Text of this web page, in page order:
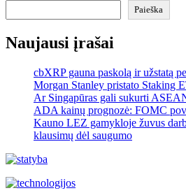
Paieška
Naujausi įrašai
cbXRP gauna paskolą ir užstatą
Morgan Stanley pristato Staking
Ar Singapūras gali sukurti
ADA kainų prognozė: FOMC
Kauno LEZ gamykloje žuvus
klausimų dėl saugumo